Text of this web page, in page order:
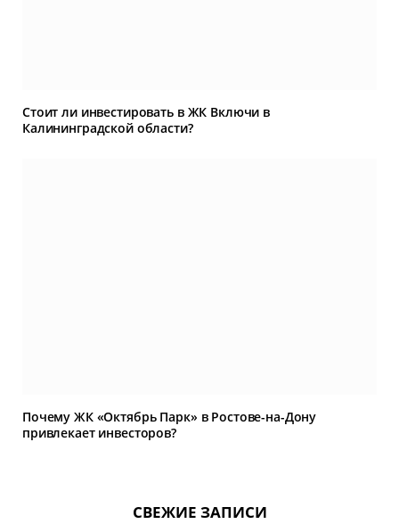
Стоит ли инвестировать в ЖК Включи в
Калининградской области?
Почему ЖК «Октябрь Парк» в Ростове-на-Дону
привлекает инвесторов?
СВЕЖИЕ ЗАПИСИ